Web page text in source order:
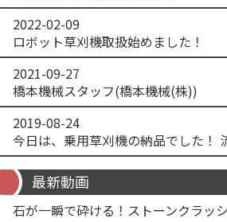
2022-02-09
ロボット草刈機取扱始めました！
2021-09-27
橋本機械スタッフ(橋本機械(株))
2019-08-24
最新動画